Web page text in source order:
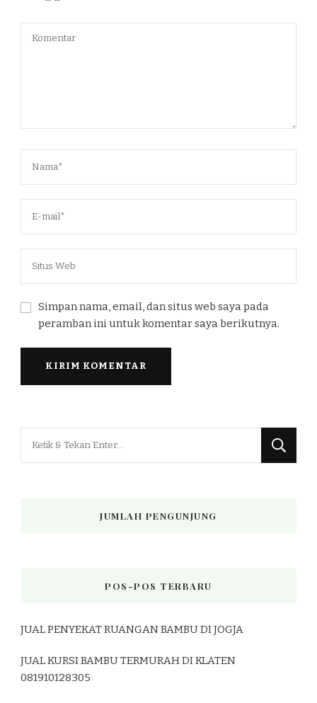
Simpan nama, email, dan situs web saya pada
peramban ini untuk komentar saya berikutnya.
JUMLAH PENGUNJUNG
POS-POS TERBARU
JUAL PENYEKAT RUANGAN BAMBU DI JOGJA
JUAL KURSI BAMBU TERMURAH DI KLATEN
081910128305